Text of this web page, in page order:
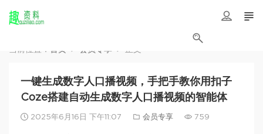
当前位置： 首页 会员专享 正文
一键生成数字人口播视频，手把手教你用扣子
Coze搭建自动生成数字人口播视频的智能体
2025年6月16日 下午11:07 会员专享 759